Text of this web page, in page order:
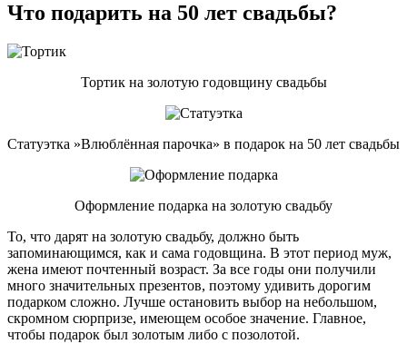
Что подарить на 50 лет свадьбы?
Тортик на золотую годовщину свадьбы
Статуэтка »Влюблённая парочка» в подарок на 50 лет свадьбы
Оформление подарка на золотую свадьбу
То, что дарят на золотую свадьбу, должно быть
запоминающимся, как и сама годовщина. В этот период муж,
жена имеют почтенный возраст. За все годы они получили
много значительных презентов, поэтому удивить дорогим
подарком сложно. Лучше остановить выбор на небольшом,
скромном сюрпризе, имеющем особое значение. Главное,
чтобы подарок был золотым либо с позолотой.